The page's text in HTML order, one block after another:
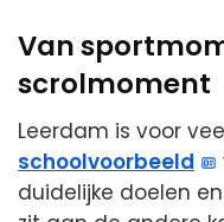
Van
scrolmoment
Leerdam is voor
schoolvoorbeeld
duidelijke doelen